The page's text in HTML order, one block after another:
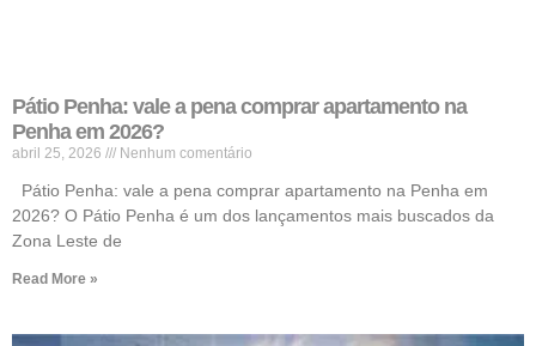
Pátio Penha: vale a pena comprar apartamento na
Penha em 2026?
abril 25, 2026 Nenhum comentário
Pátio Penha: vale a pena comprar apartamento na Penha em
2026? O Pátio Penha é um dos lançamentos mais buscados da
Zona Leste de
Read More »